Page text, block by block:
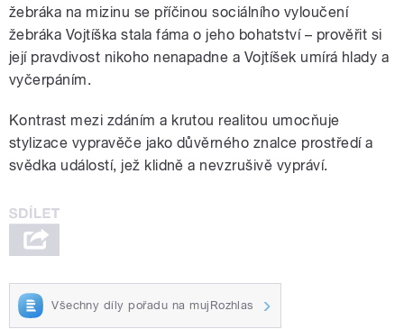
žebráka na mizinu se příčinou sociálního vyloučení
žebráka Vojtíška stala fáma o jeho bohatství – prověřit si
její pravdivost nikoho nenapadne a Vojtíšek umírá hlady a
vyčerpáním.
Kontrast mezi zdáním a krutou realitou umocňuje
stylizace vypravěče jako důvěrného znalce prostředí a
svědka událostí, jež klidně a nevzrušivě vypráví.
Všechny díly pořadu na mujRozhlas